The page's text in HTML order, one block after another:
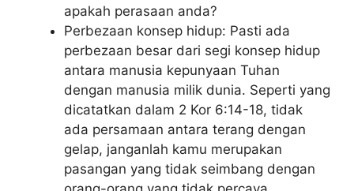
apakah perasaan anda?
Perbezaan konsep hidup: Pasti ada
perbezaan besar dari segi konsep hidup
antara manusia kepunyaan Tuhan
dengan manusia milik dunia. Seperti yang
dicatatkan dalam 2 Kor 6:14-18, tidak
ada persamaan antara terang dengan
gelap, janganlah kamu merupakan
pasangan yang tidak seimbang dengan